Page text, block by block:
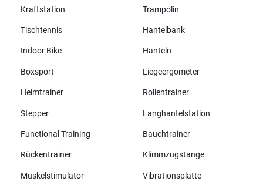
Kraftstation Trampolin
Tischtennis Hantelbank
Indoor Bike Hanteln
Boxsport Liegeergometer
Heimtrainer Rollentrainer
Stepper Langhantelstation
Functional Training Bauchtrainer
Rückentrainer Klimmzugstange
Muskelstimulator Vibrationsplatte